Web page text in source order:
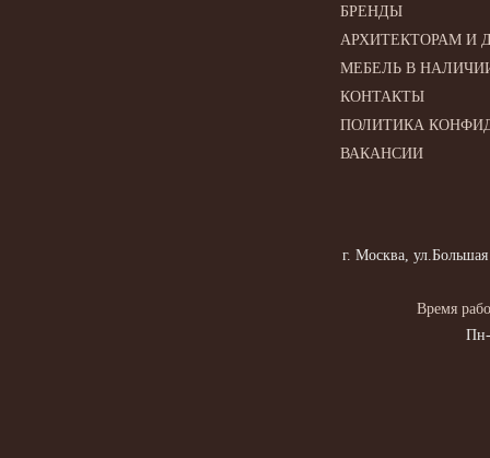
БРЕНДЫ
АРХИТЕКТОРАМ И
МЕБЕЛЬ В
КОНТАКТЫ
ПОЛИТИКА
ВАКАНСИИ
г. Москва, ул.Большая
Время
Пн-